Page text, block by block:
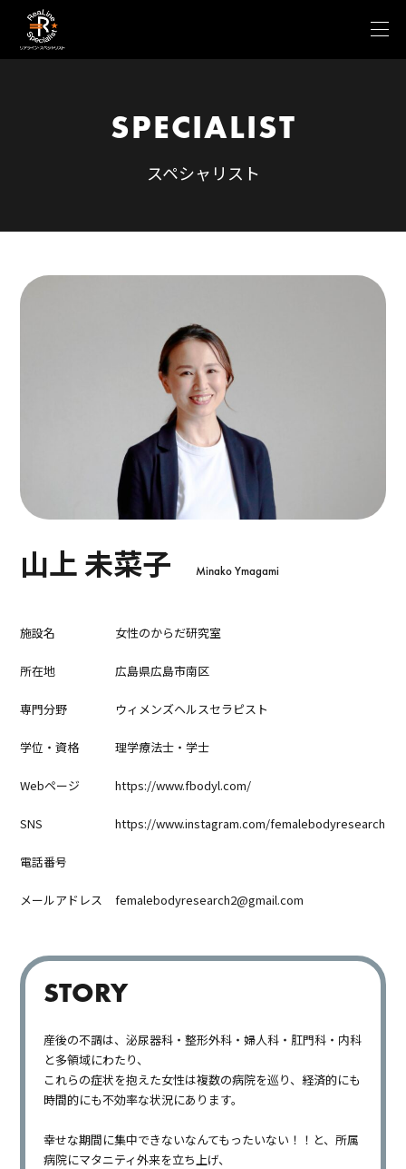
SPECIALIST
スペシャリスト
山上 未菜子 Minako Ymagami
施設名 女性のからだ研究室
所在地 広島県広島市南区
専門分野 ウィメンズヘルスセラピスト
学位・資格 理学療法士・学士
Webページ https://www.fbodyl.com/
SNS https://www.instagram.com/femalebodyresearch
電話番号
メールアドレス femalebodyresearch2@gmail.com
STORY
産後の不調は、泌尿器科・整形外科・婦人科・肛門科・内科
と多領域にわたり、
これらの症状を抱えた女性は複数の病院を巡り、経済的にも
時間的にも不効率な状況にあります。
幸せな期間に集中できないなんてもったいない！！と、所属
病院にマタニティ外来を立ち上げ、